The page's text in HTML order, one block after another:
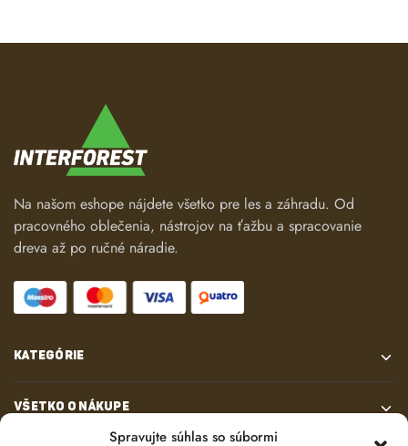
Spravujte súhlas so súbormi
Na našom eshope nájdete všetko pre les a záhradu. Od
pracovného oblečenia, nástrojov na ťažbu a spracovanie
dreva až po ručné náradie.
KATEGÓRIE
VŠETKO O NÁKUPE